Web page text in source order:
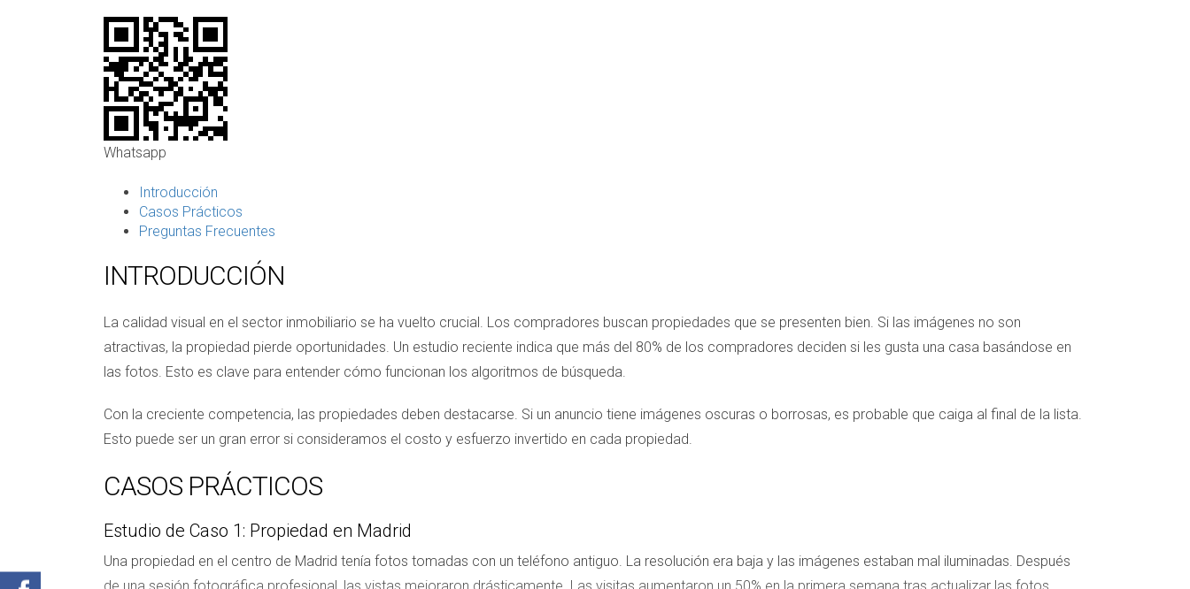
Whatsapp
Introducción
Casos Prácticos
Preguntas Frecuentes
INTRODUCCIÓN
La calidad visual en el sector inmobiliario se ha vuelto crucial. Los compradores buscan propiedades que se presenten bien. Si las imágenes no son
atractivas, la propiedad pierde oportunidades. Un estudio reciente indica que más del 80% de los compradores deciden si les gusta una casa basándose en
las fotos. Esto es clave para entender cómo funcionan los algoritmos de búsqueda.
Con la creciente competencia, las propiedades deben destacarse. Si un anuncio tiene imágenes oscuras o borrosas, es probable que caiga al final de la lista.
Esto puede ser un gran error si consideramos el costo y esfuerzo invertido en cada propiedad.
CASOS PRÁCTICOS
Estudio de Caso 1: Propiedad en Madrid
Una propiedad en el centro de Madrid tenía fotos tomadas con un teléfono antiguo. La resolución era baja y las imágenes estaban mal iluminadas. Después